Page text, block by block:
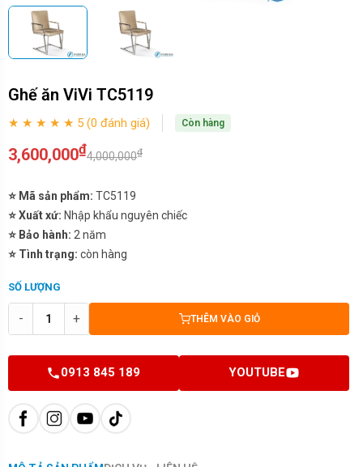
Ghế ăn ViVi TC5119
★ ★ ★ ★ ★ 5 (0 đánh giá) Còn hàng
3,600,000₫4,000,000₫
⭐ Mã sản phẩm: TC5119
⭐ Xuất xứ: Nhập khẩu nguyên chiếc
⭐ Bảo hành: 2 năm
⭐ Tình trạng: còn hàng
SỐ LƯỢNG
- + THÊM VÀO GIỎ
0913 845 189 YOUTUBE